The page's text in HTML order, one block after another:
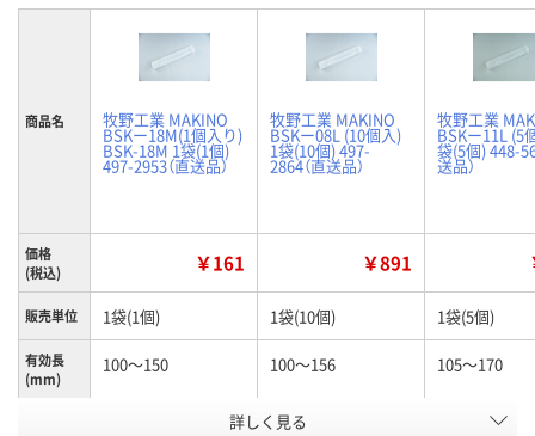
商品名 牧野工業 MAKINO
BSKー18M(1個入り)
BSK-18M 1袋(1個)
497-2953（直送品）
牧野工業 MAKINO
BSKー08L (10個入)
1袋(10個) 497-
2864（直送品）
牧野工業
BSKー11L (5
袋(5個) 448-
送品）
価格
(税込)
￥161 ￥891
販売単位 1袋(1個) 1袋(10個) 1袋(5個)
有効長
(mm)
100～150 100～156 105～170
N261156 K960603
詳しく見る